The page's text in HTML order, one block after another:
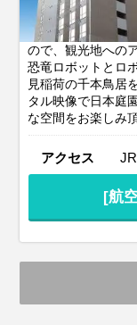
ので、観光地への
恐竜ロボットとロ
見稲荷の千本鳥居
タル映像で日本庭
な空間をお楽しみ
アクセス
[航